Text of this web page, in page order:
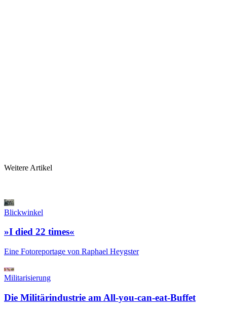
Weitere Artikel
Blickwinkel
»I died 22 times«
Eine Fotoreportage von Raphael Heygster
Militarisierung
Die Militärindustrie am All-you-can-eat-Buffet